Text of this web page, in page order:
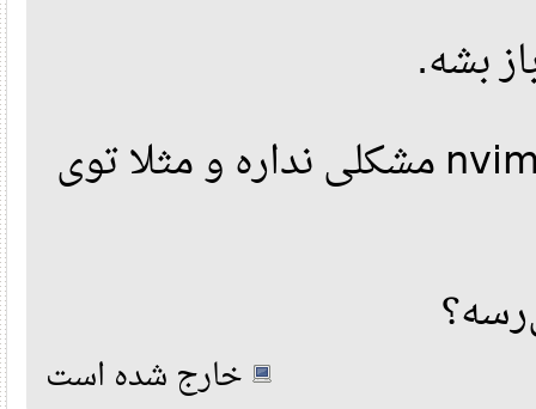
بشه.
البته در این حین خود nvim مشکلی نداره و مثلا توی
خارج شده است